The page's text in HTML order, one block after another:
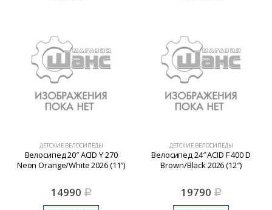
ДЕТСКИЕ ВЕЛОСИПЕДЫ
Велосипед 20″ ACID Y 270
Neon Orange/White 2026 (11″)
14990 Р
ДЕТСКИЕ ВЕЛОСИПЕДЫ
Велосипед 24″ ACID F 400 D
Brown/Black 2026 (12″)
19790 Р